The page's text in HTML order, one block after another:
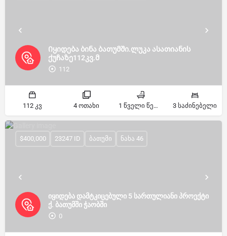
Იყიდება ბინა ბათუმში.ლუკა ასათიანის
ქუჩაზე112კვ.მ
112
112 კვ 4 ოთახი 1 წველი წერტილი 3 საძინებელი
იყიდება დამტკიცებული 5 სართულიანი პროექტი
ქ. ბათუმში ჭაობში
0
$400,000 23247 ID ბათუმი ნახა 46